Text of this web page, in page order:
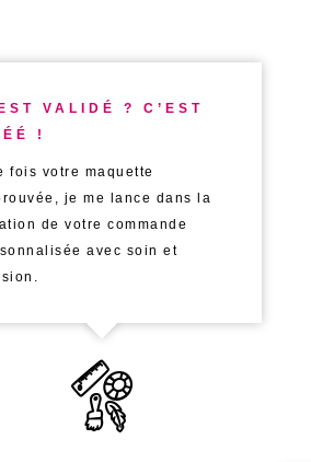
VALIDÉ ? C’EST
!
fois votre maquette
je me lance dans la
de votre commande
avec soin et